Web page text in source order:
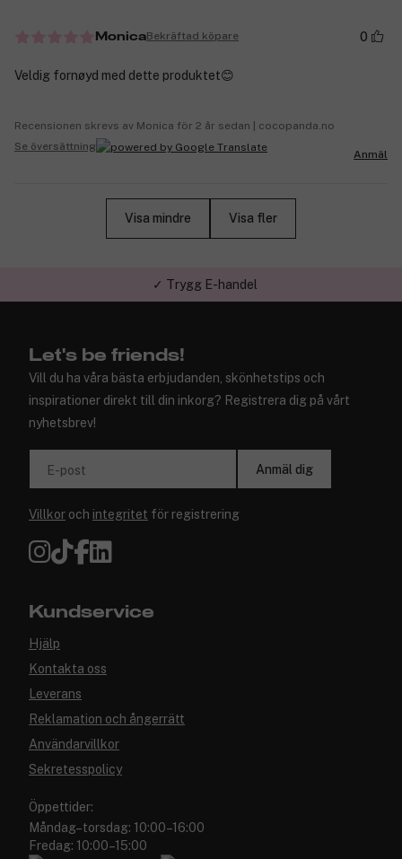
MonicaBekräftad köpare 0
Veldig fornøyd med dette produktet😊
Recensionen skrevs av Monica för 2 år sedan | cocopanda.no
Se översättning
Anmäl
Visa mindre Visa fler
✓ Trygg E-handel
Let's be friends!
Vill du ha våra bästa erbjudanden, skönhetstips och
inspirationer direkt till din inkorg? Registrera dig på vårt
nyhetsbrev!
E-post Anmäl dig
Villkor och integritet för registrering
Kundservice
Hjälp
Kontakta oss
Leverans
Reklamation och ångerrätt
Användarvillkor
Sekretesspolicy
Öppettider:
Måndag–torsdag: 10:00–16:00
Fredag: 10:00–15:00